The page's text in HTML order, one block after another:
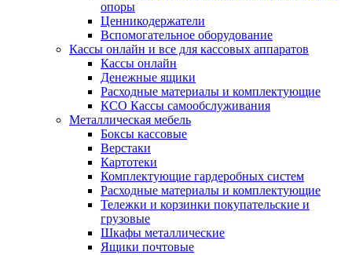
опоры
Ценникодержатели
Вспомогательное оборудование
Кассы онлайн и все для кассовых аппаратов
Кассы онлайн
Денежные ящики
Расходные материалы и комплектующие
КСО Кассы самообслуживания
Металлическая мебель
Боксы кассовые
Верстаки
Картотеки
Комплектующие гардеробных систем
Расходные материалы и комплектующие
Тележки и корзинки покупательские и
грузовые
Шкафы металлические
Ящики почтовые